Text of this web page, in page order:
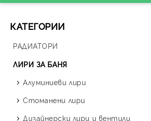
КАТЕГОРИИ
РАДИАТОРИ
Алуминиеви радиатори
Панелни радиатори
Аксесоари за радиатори
Дизайнерски радиатори
ЛИРИ ЗА БАНЯ
Алуминиеви лири
Стоманени лири
Дизайнерски лири и вентили